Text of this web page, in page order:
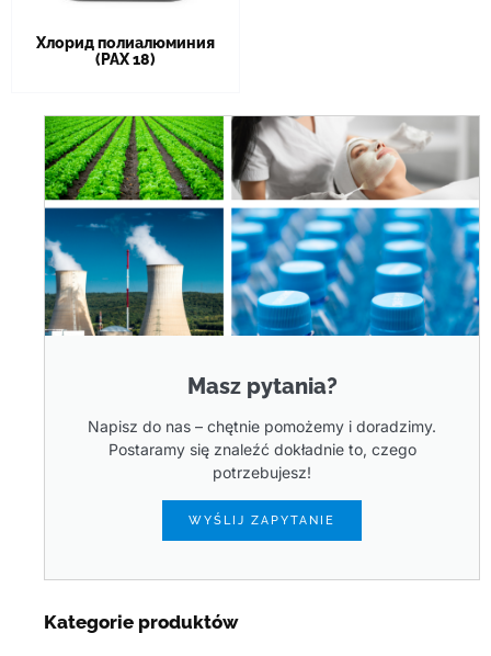
Хлорид полиалюминия
(PAX 18)
Masz pytania?
Napisz do nas – chętnie pomożemy i doradzimy.
Postaramy się znaleźć dokładnie to, czego
potrzebujesz!
WYŚLIJ ZAPYTANIE
Kategorie produktów